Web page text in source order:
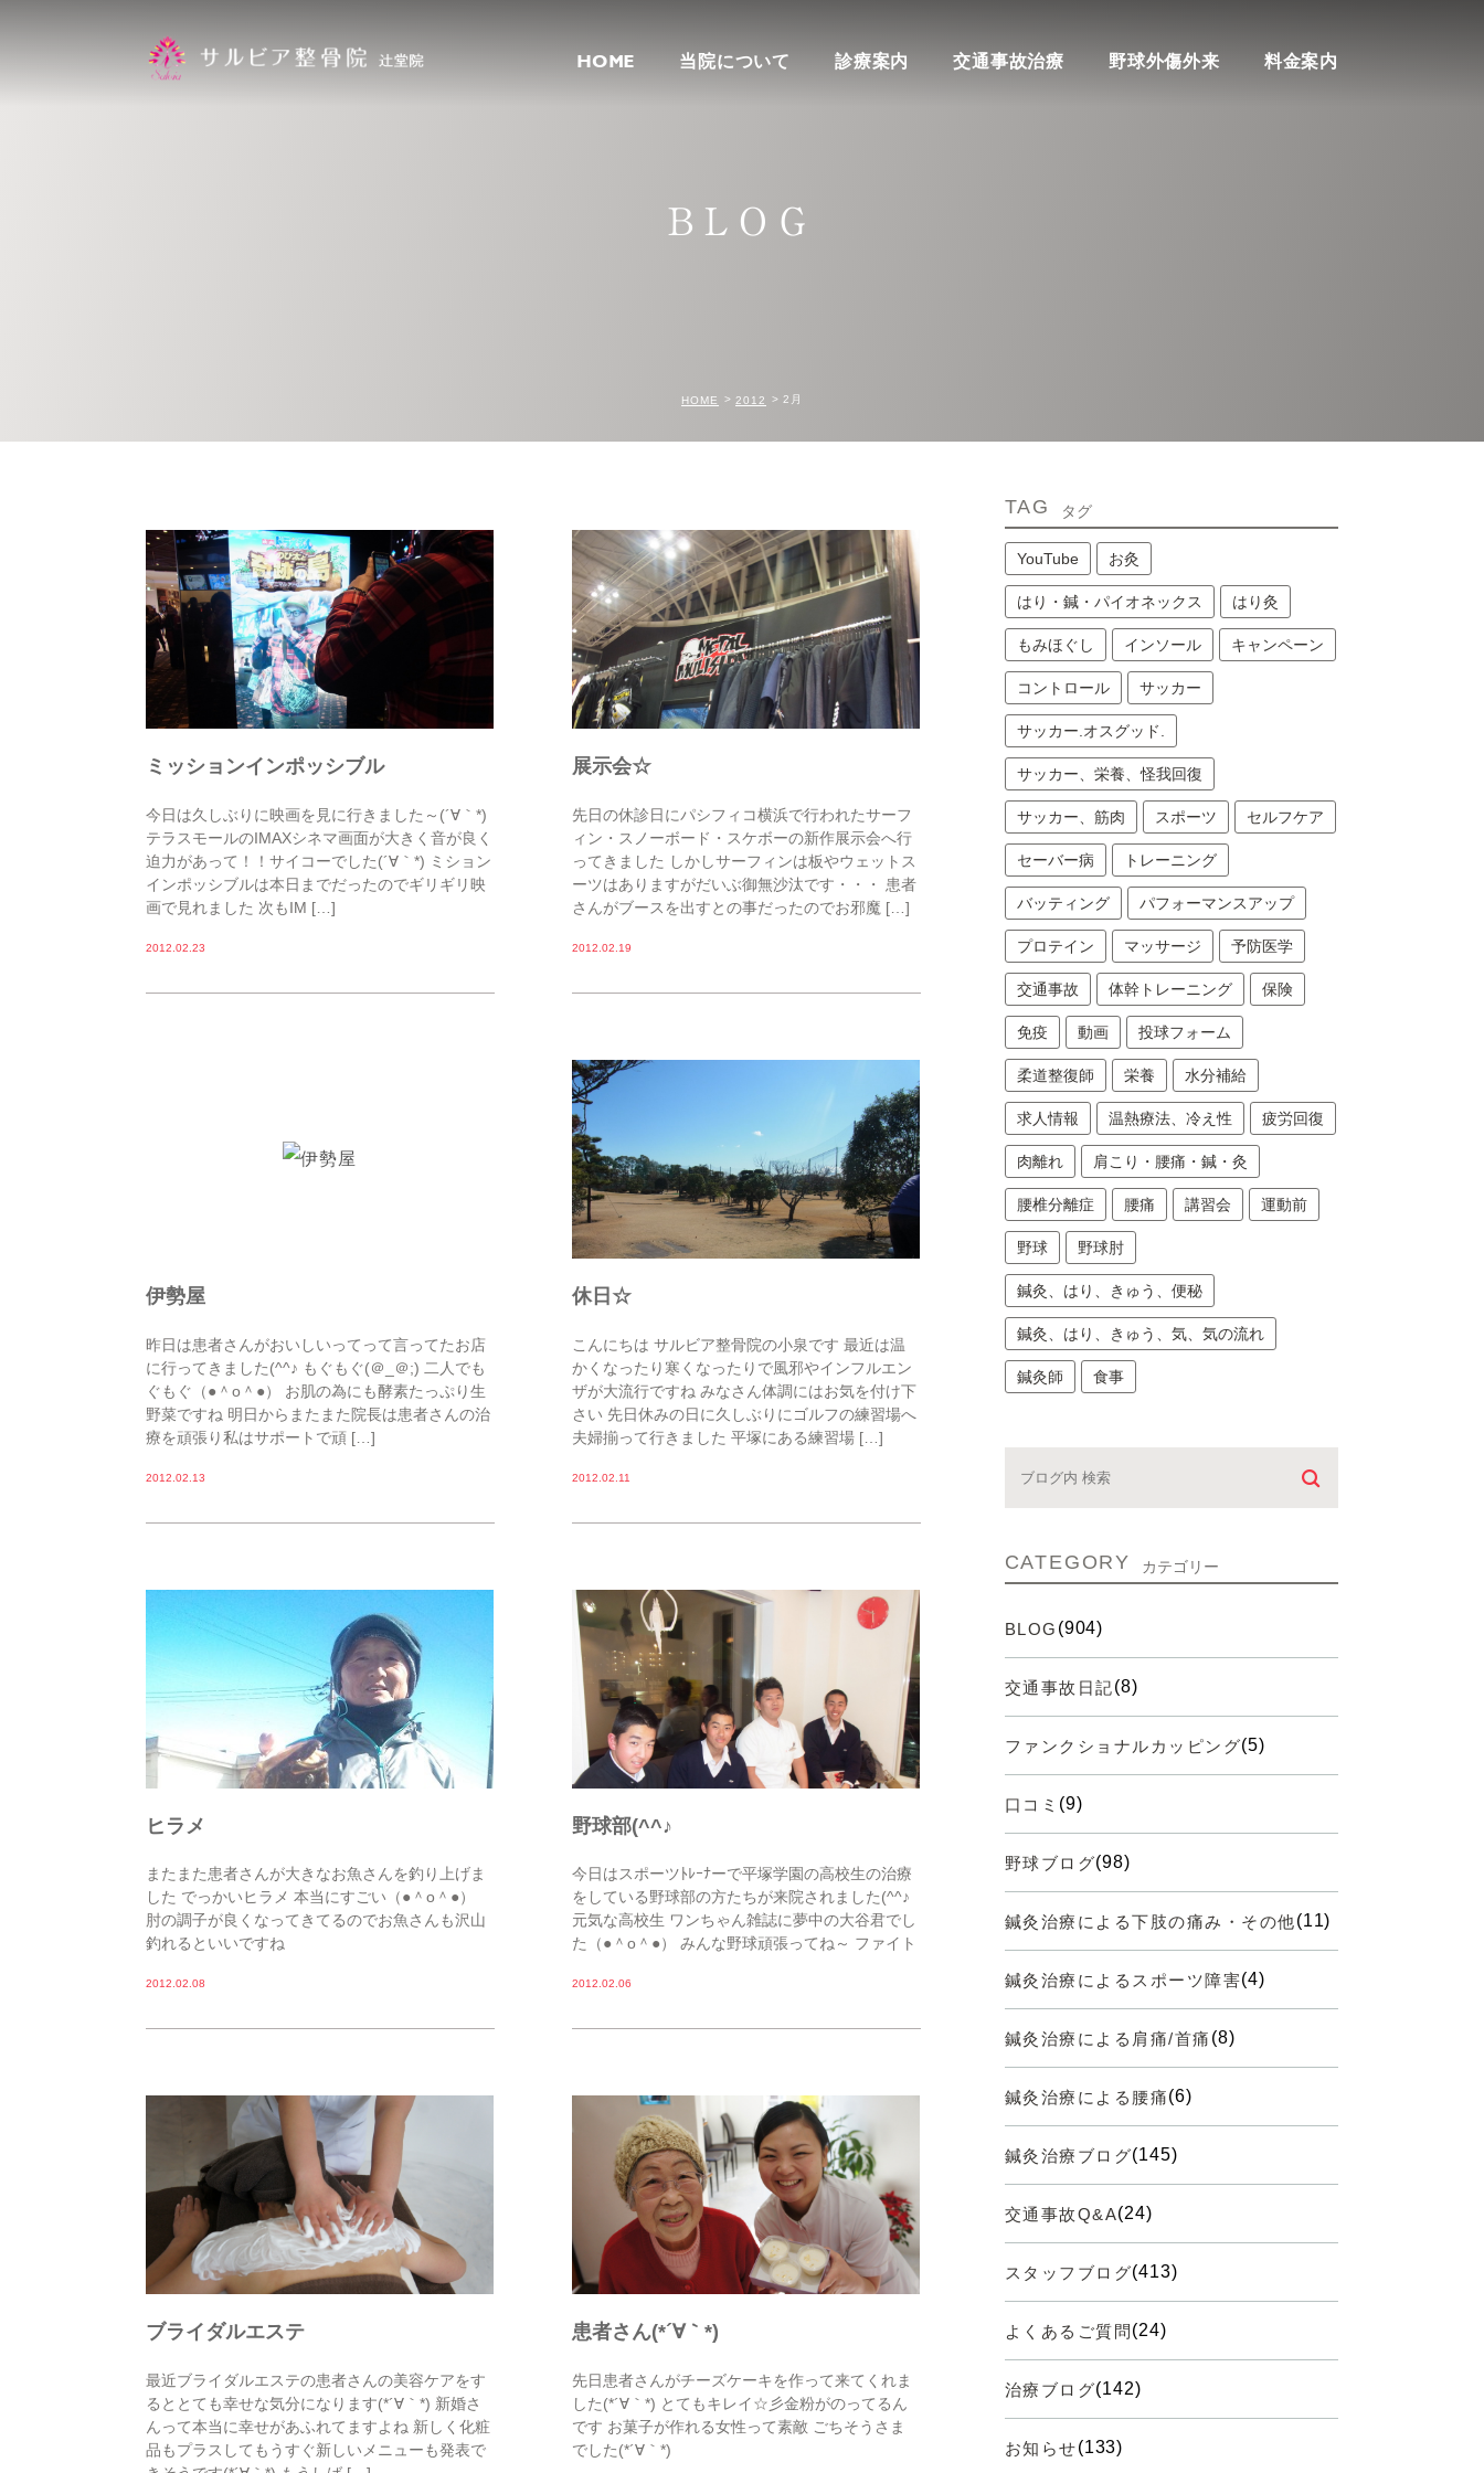
HOME 当院について 診療案内 交通事故治療 野球外傷外来 料金案内
BLOG
HOME 2012 2月
ミッションインポッシブル
今日は久しぶりに映画を見に行きました～(´∀｀*)
テラスモールのIMAXシネマ画面が大きく音が良く
迫力があって！！サイコーでした(´∀｀*) ミション
インポッシブルは本日までだったのでギリギリ映
画で見れました 次もIM […]
2012.02.23
展示会☆
先日の休診日にパシフィコ横浜で行われたサーフ
ィン・スノーボード・スケボーの新作展示会へ行
ってきました しかしサーフィンは板やウェットス
ーツはありますがだいぶ御無沙汰です・・・ 患者
さんがブースを出すとの事だったのでお邪魔 […]
2012.02.19
伊勢屋
昨日は患者さんがおいしいってって言ってたお店
に行ってきました(^^♪ もぐもぐ(＠_＠;) 二人でも
ぐもぐ（●＾o＾●） お肌の為にも酵素たっぷり生
野菜ですね 明日からまたまた院長は患者さんの治
療を頑張り私はサポートで頑 […]
2012.02.13
休日☆
こんにちは サルビア整骨院の小泉です 最近は温
かくなったり寒くなったりで風邪やインフルエン
ザが大流行ですね みなさん体調にはお気を付け下
さい 先日休みの日に久しぶりにゴルフの練習場へ
夫婦揃って行きました 平塚にある練習場 […]
2012.02.11
ヒラメ
またまた患者さんが大きなお魚さんを釣り上げま
した でっかいヒラメ 本当にすごい（●＾o＾●）
肘の調子が良くなってきてるのでお魚さんも沢山
釣れるといいですね
2012.02.08
野球部(^^♪
今日はスポーツﾄﾚｰﾅーで平塚学園の高校生の治療
をしている野球部の方たちが来院されました(^^♪
元気な高校生 ワンちゃん雑誌に夢中の大谷君でし
た（●＾o＾●） みんな野球頑張ってね～ ファイト
2012.02.06
ブライダルエステ
最近ブライダルエステの患者さんの美容ケアをす
るととても幸せな気分になります(*´∀｀*) 新婚さ
んって本当に幸せがあふれてますよね 新しく化粧
品もプラスしてもうすぐ新しいメニューも発表で
患者さん(*´∀｀*)
先日患者さんがチーズケーキを作って来てくれま
した(*´∀｀*) とてもキレイ☆彡金粉がのってるん
です お菓子が作れる女性って素敵 ごちそうさま
でした(*´∀｀*)
TAG タグ
YouTube お灸
はり・鍼・パイオネックス はり灸
もみほぐし インソール キャンペーン
コントロール サッカー
サッカー.オスグッド.
サッカー、栄養、怪我回復
サッカー、筋肉 スポーツ セルフケア
セーバー病 トレーニング
バッティング パフォーマンスアップ
プロテイン マッサージ 予防医学
交通事故 体幹トレーニング 保険
免疫 動画 投球フォーム
柔道整復師 栄養 水分補給
求人情報 温熱療法、冷え性 疲労回復
肉離れ 肩こり・腰痛・鍼・灸
腰椎分離症 腰痛 講習会 運動前
野球 野球肘
鍼灸、はり、きゅう、便秘
鍼灸、はり、きゅう、気、気の流れ
鍼灸師 食事
CATEGORY カテゴリー
BLOG (904)
交通事故日記(8)
ファンクショナルカッピング(5)
口コミ (9)
野球ブログ(98)
鍼灸治療による下肢の痛み・その他(11)
鍼灸治療によるスポーツ障害(4)
鍼灸治療による肩痛/首痛 (8)
鍼灸治療による腰痛(6)
鍼灸治療ブログ(145)
交通事故Q&A(24)
スタッフブログ(413)
よくあるご質問 (24)
治療ブログ(142)
お知らせ(133)